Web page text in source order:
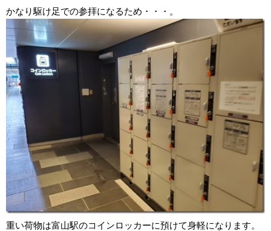
かなり駆け足での参拝になるため・・・。
重い荷物は富山駅のコインロッカーに預けて身軽になります。